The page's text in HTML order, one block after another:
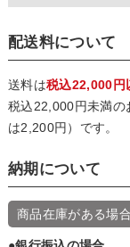
配送料について
送料は税込22,000円
税込22,000円未満の
は2,200円）です。
納期について
商品在庫がある場合